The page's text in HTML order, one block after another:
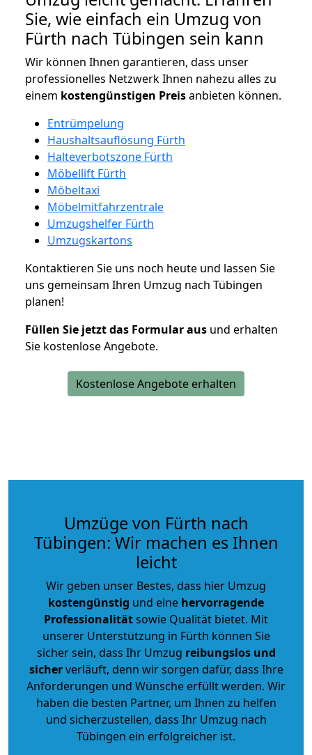
Sie, wie einfach ein Umzug von
Fürth nach Tübingen sein kann
Wir können Ihnen garantieren, dass unser
professionelles Netzwerk Ihnen nahezu alles zu
einem kostengünstigen Preisanbieten können.
Entrümpelung
Haushaltsauflösung Fürth
Halteverbotszone Fürth
Möbellift Fürth
Möbeltaxi
Möbelmitfahrzentrale
Umzugshelfer Fürth
Umzugskartons
Kontaktieren Sie uns noch heute und lassen Sie
uns gemeinsam Ihren Umzug nach Tübingen
planen!
Füllen Sie jetzt das Formular aus und erhalten
Sie kostenlose Angebote.
Kostenlose Angebote erhalten
Umzüge von Fürth nach
Tübingen: Wir machen es Ihnen
leicht
Wir geben unser Bestes, dass hier Umzug
kostengünstig und eine hervorragende
Professionalitätsowie Qualität bietet. Mit
unserer Unterstützung in Fürth können Sie
sicher sein, dass Ihr Umzug reibungslos und
sicherverläuft, denn wir sorgen dafür, dass Ihre
Anforderungen und Wünsche erfüllt werden. Wir
haben die besten Partner, um Ihnen zu helfen
und sicherzustellen, dass Ihr Umzug nach
Tübingen ein erfolgreicher ist.